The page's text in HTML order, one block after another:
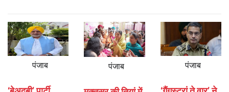
पंजाब पंजाब पंजाब